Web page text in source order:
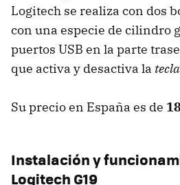
Logitech se realiza con dos
con una especie de cilindro
puertos USB en la parte
que activa y desactiva la
Su precio en España es de
Instalación y
Logitech G19